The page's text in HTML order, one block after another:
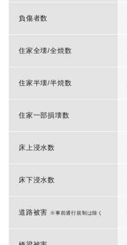
負傷者数
住家全壊/全焼数
住家半壊/半焼数
住家一部損壊数
床上浸水数
床下浸水数
道路被害 ※事前通行規制は除く